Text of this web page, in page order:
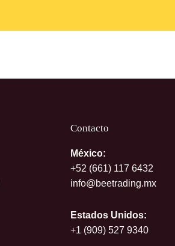
Contacto
México:
+52 (661) 117 6432
info@beetrading.mx
Estados Unidos:
+1 (909) 527 9340